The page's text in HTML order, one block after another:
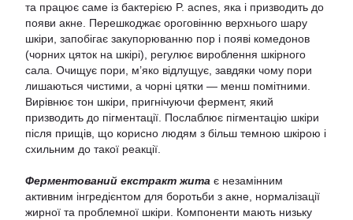
та працює саме із бактерією P. acnes, яка і призводить до
появи акне. Перешкоджає ороговінню верхнього шару
шкіри, запобігає закупорюванню пор і появі комедонов
(чорних цяток на шкірі), регулює вироблення шкірного
сала. Очищує пори, м’яко відлущує, завдяки чому пори
лишаються чистими, а чорні цятки — менш помітними.
Вирівнює тон шкіри, пригнічуючи фермент, який
призводить до пігментації. Послаблює пігментацію шкіри
після прищів, що корисно людям з більш темною шкірою і
схильним до такої реакції.
Ферментований екстракт жита є незамінним
активним інгредієнтом для боротьби з акне, нормалізації
жирної та проблемної шкіри. Компоненти мають низьку